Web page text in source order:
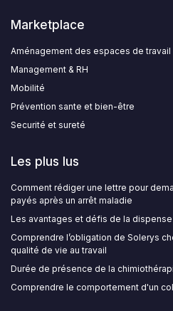
Marketplace
Aménagement des espaces de travail
Management & RH
Mobilité
Prévention sante et bien-être
Securité et sureté
Les plus lus
Comment rédiger une lettre pour
payés après un arrêt maladie
Les avantages et défis de la
Comprendre l’obligation de Solerys
qualité de vie au travail
Durée de présence de la
Comprendre le comportement d'un